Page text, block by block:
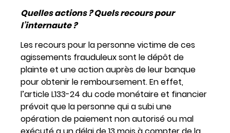
Quelles actions ? Quels recours pour
l’internaute ?
Les recours pour la personne victime de ces
agissements frauduleux sont le dépôt de
plainte et une action auprès de leur banque
pour obtenir le remboursement. En effet,
l’article L133-24 du code monétaire et financier
prévoit que la personne qui a subi une
opération de paiement non autorisé ou mal